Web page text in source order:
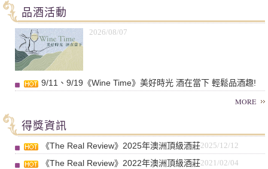
品酒活動
9/11、9/19《Wine Time》美好時光 酒在當下 輕鬆品酒趣!
2026/08/07
MORE
得獎資訊
《The Real Review》2025年澳洲頂級酒莊2025/12/12
《The Real Review》2022年澳洲頂級酒莊2021/02/04